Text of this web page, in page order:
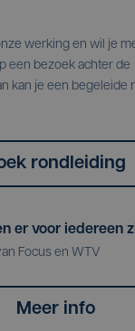
werking en wil je
een bezoek achter de
kan je een begeleide
rondleiding
er voor iedereen
Focus en WTV
Meer info